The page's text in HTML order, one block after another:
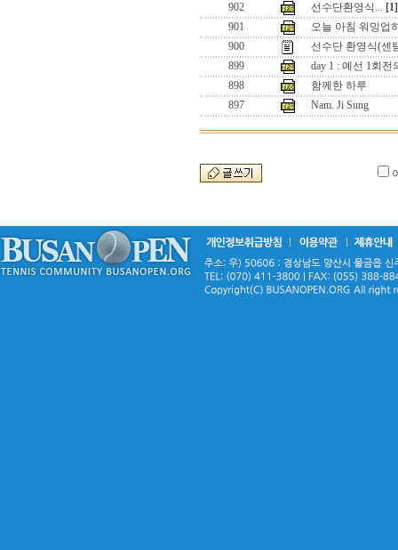
902
선수단환영식... [1]
901
오늘 아침 워밍업
900
선수단 환영식(센
899
day 1 : 예선 1회전
898
함께한 하루
897
Nam. Ji Sung